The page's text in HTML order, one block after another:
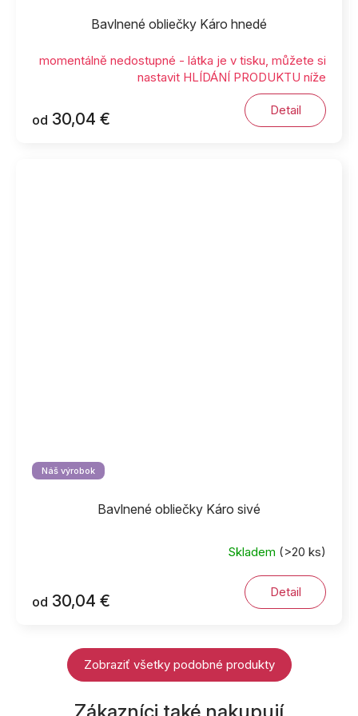
Bavlnené obliečky Káro hnedé
momentálně nedostupné - látka je v tisku, můžete si
nastavit HLÍDÁNÍ PRODUKTU níže
od 30,04 € Detail
Náš výrobok
Bavlnené obliečky Káro sivé
Skladem (>20 ks)
od 30,04 € Detail
Zobraziť všetky podobné produkty
Zákazníci také nakupují